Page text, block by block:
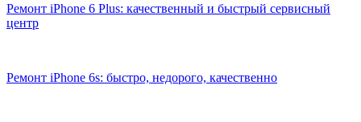
Ремонт iPhone 6 Plus: качественный и быстрый сервисный
центр
Ремонт iPhone 6s: быстро, недорого, качественно